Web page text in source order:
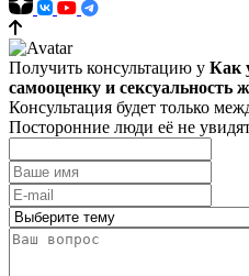
Получить консультацию у Как
самооценку и
Консультация будет только
Посторонние люди её не